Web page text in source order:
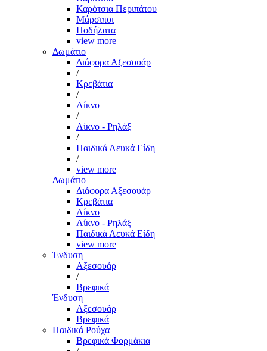
Καρότσια Περιπάτου
Μάρσιποι
Ποδήλατα
view more
Δωμάτιο
Διάφορα Αξεσουάρ
/
Κρεβάτια
/
Λίκνο
/
Λίκνο - Ρηλάξ
/
Παιδικά Λευκά Είδη
/
view more
Δωμάτιο
Διάφορα Αξεσουάρ
Κρεβάτια
Λίκνο
Λίκνο - Ρηλάξ
Παιδικά Λευκά Είδη
view more
Ένδυση
Αξεσουάρ
/
Βρεφικά
Ένδυση
Αξεσουάρ
Βρεφικά
Παιδικά Ρούχα
Βρεφικά Φορμάκια